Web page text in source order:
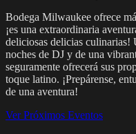
Bodega Milwaukee ofrece
¡es una extraordinaria
deliciosas delicias culinarias!
noches de DJ y de una
seguramente ofrecerá sus
toque latino. ¡Prepárense,
de una aventura!
Ver Próximos Eventos